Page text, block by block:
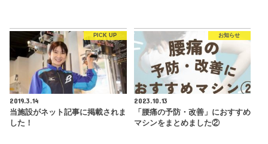
PICK UP
2019.3.14
当施設がネット記事に掲載されま
した！
お知らせ
2023.10.13
「腰痛の予防・改善」におすすめ
マシンをまとめました②